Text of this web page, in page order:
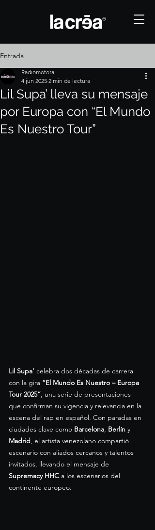
Entrada
Lil Supa’ lleva su mensaje
por Europa con “El Mundo
Es Nuestro Tour”
Radiomotora
4 jun 2025 2 min de lectura
Lil Supa’ celebra dos décadas de carrera
con la gira “El Mundo Es Nuestro – Europa
Tour 2025” , una serie de presentaciones
que confirman su vigencia y relevancia en la
escena del rap en español. Con paradas en
ciudades clave como Barcelona Berlín y
Madrid , el artista venezolano compartió
escenario con aliados cercanos y talentos
invitados, llevando el mensaje de
Supremacy HHC a los escenarios del
continente europeo.